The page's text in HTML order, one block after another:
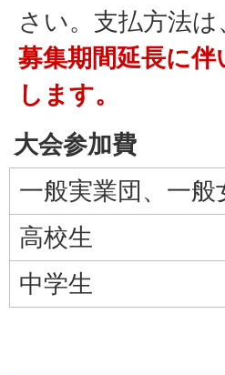
さい。支払方法
募集期間延長に
します。
大会参加費
一般実業団、一般
高校生
中学生